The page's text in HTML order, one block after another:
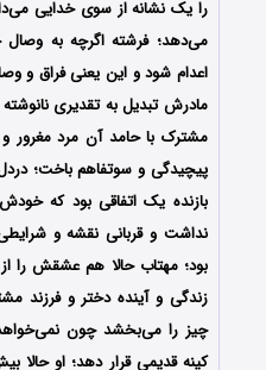
را یک نشانه از سوی خدایی
می‌دهد؛ فرشته اگرچه به وصال
اعدام شود و این یعنی فراق و
مشترک با حامد آن مرد مغرور
پیچیدگی و سوتفاهم باخت؛
بازنده یک اتفاقی بود که
نداشت و قربانی نقشه و
بود؛ مهتاب حالا هم عشقش را
زندگی و آینده دختر و فرزند
چیز را می‌بخشد چون
کینه قدیمی قرار دهد؛ او